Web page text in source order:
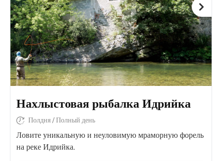
Нахлыстовая рыбалка Идрийка
Полдня / Полный день
Ловите уникальную и неуловимую мраморную форель
на реке Идрийка.